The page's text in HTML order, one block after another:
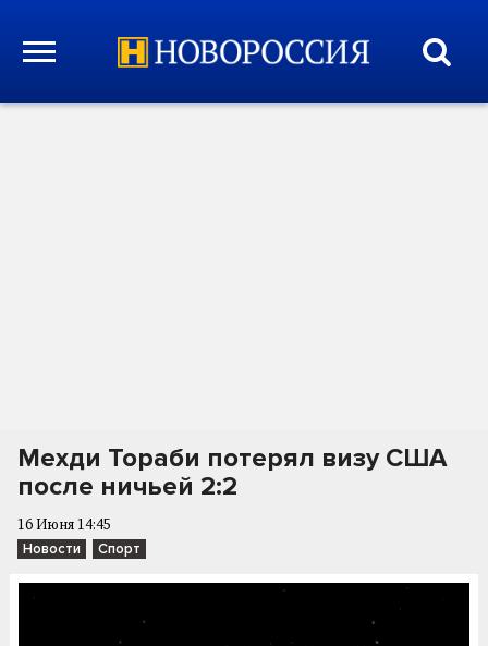
Мехди Тораби потерял визу США
после ничьей 2:2
16 Июня 14:45
Новости Спорт